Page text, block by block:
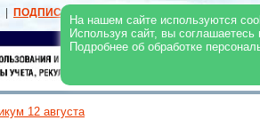
На нашем сайте используются
Используя сайт, вы
Подробнее об обработке
ПОДПИСКА | В ЖУРНАЛЕ В
12 августа